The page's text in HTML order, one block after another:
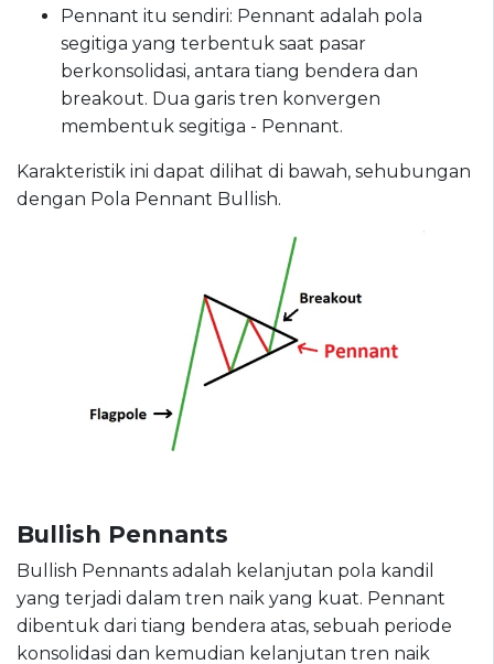
Pennant itu sendiri: Pennant adalah pola
segitiga yang terbentuk saat pasar
berkonsolidasi, antara tiang bendera dan
breakout. Dua garis tren konvergen
membentuk segitiga - Pennant.
Karakteristik ini dapat dilihat di bawah, sehubungan
dengan Pola Pennant Bullish.
Bullish Pennants
Bullish Pennants adalah kelanjutan pola kandil
yang terjadi dalam tren naik yang kuat. Pennant
dibentuk dari tiang bendera atas, sebuah periode
konsolidasi dan kemudian kelanjutan tren naik